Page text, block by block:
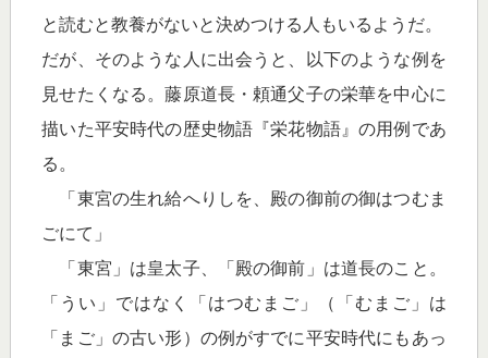
と読むと教養がないと決めつける人もいるようだ。
だが、そのような人に出会うと、以下のような例を
見せたくなる。藤原道長・頼通父子の栄華を中心に
描いた平安時代の歴史物語『栄花物語』の用例であ
る。
「東宮の生れ給へりしを、殿の御前の御はつむま
ごにて」
「東宮」は皇太子、「殿の御前」は道長のこと。
「うい」ではなく「はつむまご」（「むまご」は
「まご」の古い形）の例がすでに平安時代にもあっ